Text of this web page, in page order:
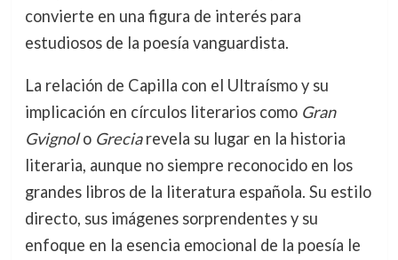
convierte en una figura de interés para
estudiosos de la poesía vanguardista.
La relación de Capilla con el Ultraísmo y su
implicación en círculos literarios como Gran
Gvignolo Greciarevela su lugar en la historia
literaria, aunque no siempre reconocido en los
grandes libros de la literatura española. Su estilo
directo, sus imágenes sorprendentes y su
enfoque en la esencia emocional de la poesía le